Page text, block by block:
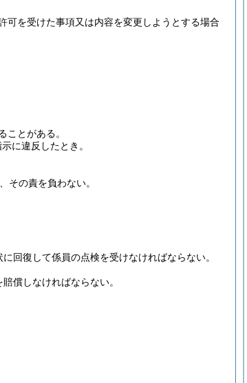
可を受けた事項又は内容を変更しようとする場合
とがある。
に違反したとき。
その責を負わない。
回復して係員の点検を受けなければならない。
償しなければならない。